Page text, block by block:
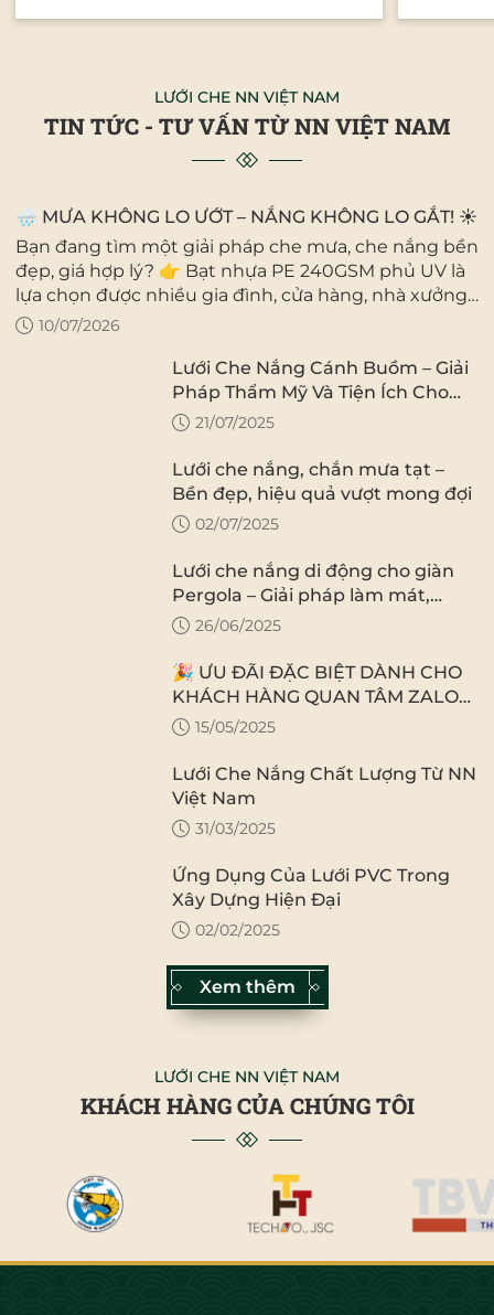
LƯỚI CHE NN VIỆT NAM
TIN TỨC - TƯ VẤN TỪ NN VIỆT NAM
🌧️ MƯA KHÔNG LO ƯỚT – NẮNG KHÔNG LO GẮT! ☀️
Bạn đang tìm một giải pháp che mưa, che nắng bền
đẹp, giá hợp lý? 👉 Bạt nhựa PE 240GSM phủ UV là
lựa chọn được nhiều gia đình, cửa hàng, nhà xưởng
10/07/2026
Lưới Che Nắng Cánh Buồm – Giải
Pháp Thẩm Mỹ Và Tiện Ích Cho
Mọi Không Gian Ngoài Trời
21/07/2025
Lưới che nắng, chắn mưa tạt –
Bền đẹp, hiệu quả vượt mong đợi
02/07/2025
Lưới che nắng di động cho giàn
Pergola – Giải pháp làm mát,
thẩm mỹ và linh hoạt cho không
26/06/2025
🎉 ƯU ĐÃI ĐẶC BIỆT DÀNH CHO
KHÁCH HÀNG QUAN TÂM ZALO
OA 🎉
15/05/2025
Lưới Che Nắng Chất Lượng Từ NN
Việt Nam
31/03/2025
Ứng Dụng Của Lưới PVC Trong
Xây Dựng Hiện Đại
02/02/2025
Xem thêm
LƯỚI CHE NN VIỆT NAM
KHÁCH HÀNG CỦA CHÚNG TÔI